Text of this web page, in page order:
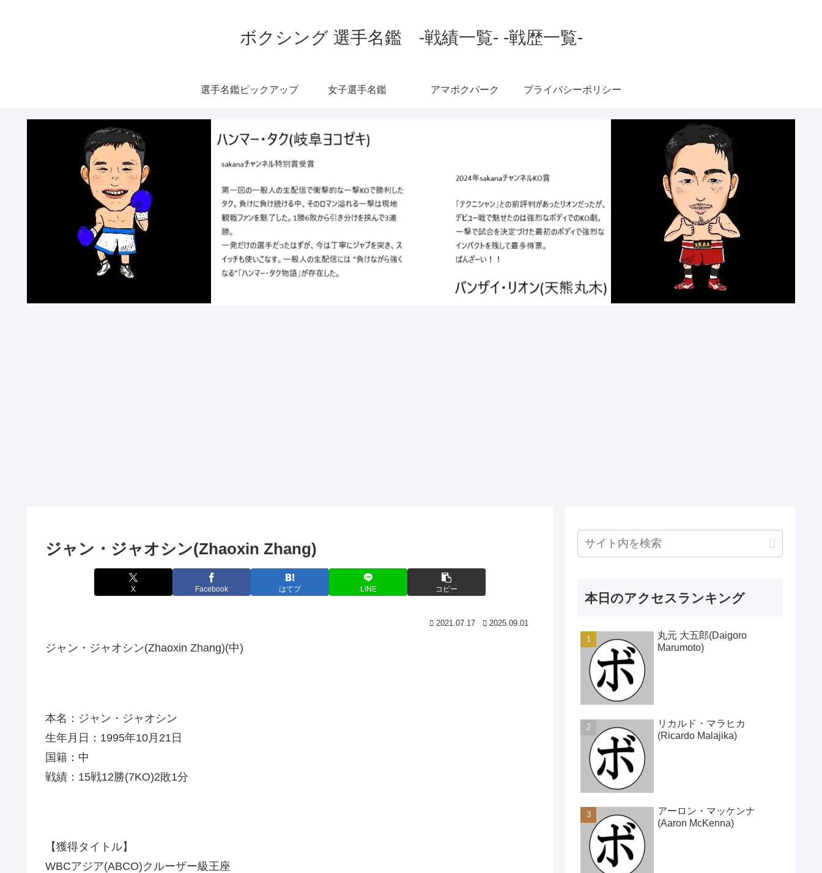
ボクシング 選手名鑑 -戦績一覧- -戦歴一覧-
選手名鑑ピックアップ 女子選手名鑑 アマボクパーク プライバシーポリシー
ジャン・ジャオシン(Zhaoxin Zhang)
X Facebook はてブ LINE コピー
2021.07.17 2025.09.01
ジャン・ジャオシン(Zhaoxin Zhang)(中)
本名：ジャン・ジャオシン
生年月日：1995年10月21日
国籍：中
戦績：15戦12勝(7KO)2敗1分
【獲得タイトル】
WBCアジア(ABCO)クルーザー級王座
本日のアクセスランキング
丸元 大五郎(Daigoro
Marumoto)
リカルド・マラヒカ
(Ricardo Malajika)
アーロン・マッケンナ
(Aaron McKenna)